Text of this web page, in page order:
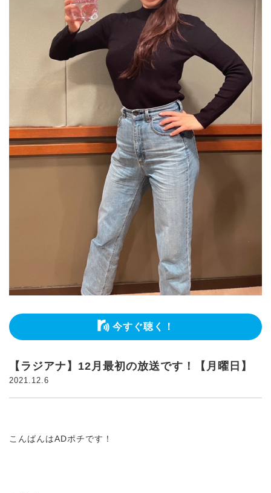
今すぐ聴く！
【ラジアナ】12月最初の放送です！【月曜日】
2021.12.6
こんばんはADポチです！